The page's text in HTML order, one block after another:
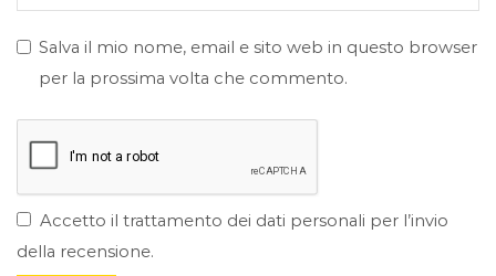
Salva il mio nome, email e sito web in questo browser
per la prossima volta che commento.
Accetto il trattamento dei dati personali per l’invio
della recensione.